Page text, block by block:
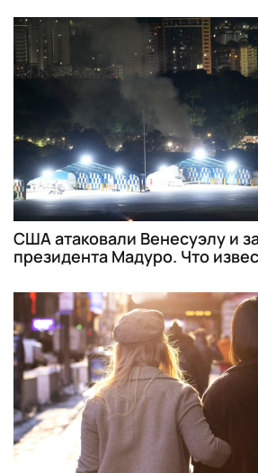
США атаковали Венесуэлу и
президента Мадуро. Что